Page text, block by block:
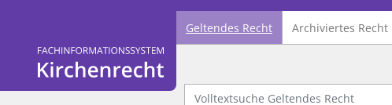
Logo Fachinformationssystem Kirchenrecht
Geltendes Recht Archiviertes Recht
Volltextsuche Geltendes Recht